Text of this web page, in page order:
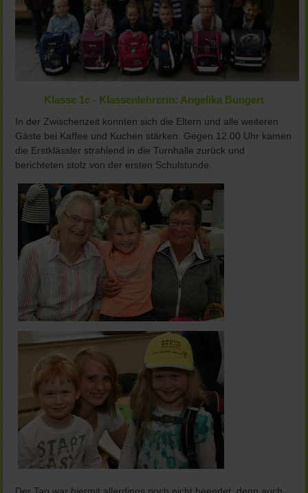
Klasse 1c - Klassenlehrerin: Angelika Bungert
In der Zwischenzeit konnten sich die Eltern und alle weiteren
Gäste bei Kaffee und Kuchen stärken. Gegen 12.00 Uhr kamen
die Erstklässler strahlend in die Turnhalle zurück und
berichteten stolz von der ersten Schulstunde.